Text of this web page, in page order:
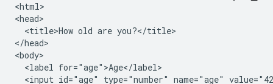
<html>
<head>
  <title>How old are you?</title>
</head>
<body>
  <label for="age">Age</label>
<input id="age" type="number" name="age"